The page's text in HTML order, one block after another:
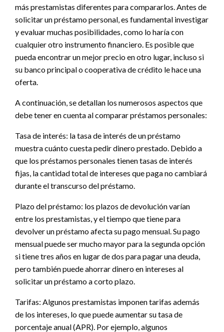
más prestamistas diferentes para compararlos. Antes de
solicitar un préstamo personal, es fundamental investigar
y evaluar muchas posibilidades, como lo haría con
cualquier otro instrumento financiero. Es posible que
pueda encontrar un mejor precio en otro lugar, incluso si
su banco principal o cooperativa de crédito le hace una
oferta.
A continuación, se detallan los numerosos aspectos que
debe tener en cuenta al comparar préstamos personales:
Tasa de interés: la tasa de interés de un préstamo
muestra cuánto cuesta pedir dinero prestado. Debido a
que los préstamos personales tienen tasas de interés
fijas, la cantidad total de intereses que paga no cambiará
durante el transcurso del préstamo.
Plazo del préstamo: los plazos de devolución varían
entre los prestamistas, y el tiempo que tiene para
devolver un préstamo afecta su pago mensual. Su pago
mensual puede ser mucho mayor para la segunda opción
si tiene tres años en lugar de dos para pagar una deuda,
pero también puede ahorrar dinero en intereses al
solicitar un préstamo a corto plazo.
Tarifas: Algunos prestamistas imponen tarifas además
de los intereses, lo que puede aumentar su tasa de
porcentaje anual (APR). Por ejemplo, algunos